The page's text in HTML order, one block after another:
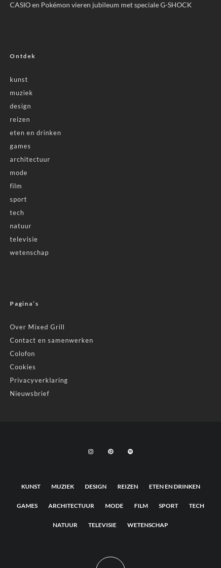
CASIO en Pokémon vieren jubileum met speciale G-SHOCK
Ontdek
kunst
muziek
design
reizen
eten en drinken
games
architectuur
mode
film
sport
tech
natuur
televisie
wetenschap
Pagina’s
Over Mixed Grill
Contact en samenwerken
Colofon
Cookies
Privacyverklaring
Nieuwsbrief
KUNST MUZIEK DESIGN REIZEN ETEN EN DRINKEN
GAMES ARCHITECTUUR MODE FILM SPORT TECH
NATUUR TELEVISIE WETENSCHAP